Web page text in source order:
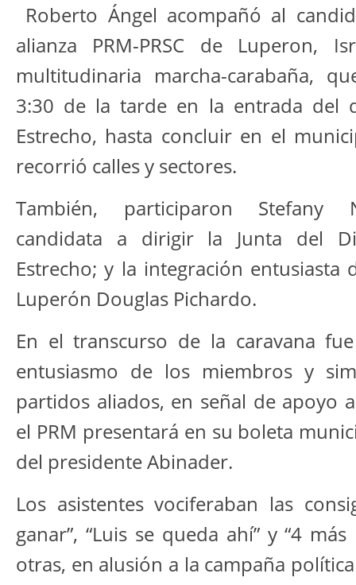
Roberto Ángel acompañó al
alianza PRM-PRSC de Luperon,
multitudinaria marcha-carabaña,
3:30 de la tarde en la entrada del
Estrecho, hasta concluir en el
recorrió calles y sectores.
También, participaron Stefany
candidata a dirigir la Junta del
Estrecho; y la integración entusiasta
Luperón Douglas Pichardo.
En el transcurso de la caravana
entusiasmo de los miembros y
partidos aliados, en señal de apoyo
el PRM presentará en su boleta
del presidente Abinader.
Los asistentes vociferaban las
ganar”, “Luis se queda ahí” y “4
otras, en alusión a la campaña